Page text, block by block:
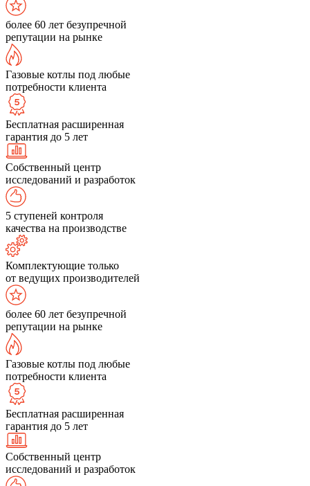
более 60 лет безупречной
репутации на рынке
Газовые котлы под любые
потребности клиента
Бесплатная расширенная
гарантия до 5 лет
Собственный центр
исследований и разработок
5 ступеней контроля
качества на производстве
Комплектующие только
от ведущих производителей
более 60 лет безупречной
репутации на рынке
Газовые котлы под любые
потребности клиента
Бесплатная расширенная
гарантия до 5 лет
Собственный центр
исследований и разработок